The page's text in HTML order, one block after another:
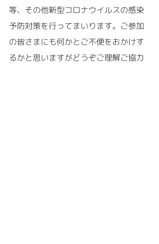
等、その他新型コロナウイルスの感染
予防対策を行ってまいります。ご参加
の皆さまにも何かとご不便をおかけす
るかと思いますがどうぞご理解ご協力